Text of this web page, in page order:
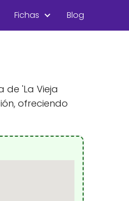
Fichas Blog
de 'La Vieja
ofreciendo